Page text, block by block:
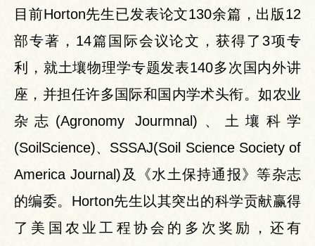
目前Horton先生已发表论文130余篇，出版12
部专著，14篇国际会议论文，获得了3项专
利，就土壤物理学专题发表140多次国内外讲
座，并担任许多国际和国内学术头衔。如农业
杂志(Agronomy Jourmnal)、土壤科学
(SoilScience)、SSSAJ(Soil Science Society of
America Journal)及《水土保持通报》等杂志
的编委。Horton先生以其突出的科学贡献赢得
了美国农业工程协会的多次奖励，还有